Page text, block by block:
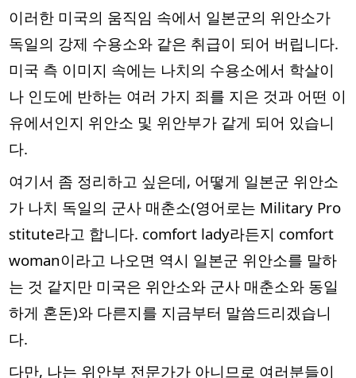
이러한 미국의 움직임 속에서 일본군의 위안소가
독일의 강제 수용소와 같은 취급이 되어 버립니다.
미국 측 이미지 속에는 나치의 수용소에서 학살이
나 인도에 반하는 여러 가지 죄를 지은 것과 어떤 이
유에서인지 위안소 및 위안부가 같게 되어 있습니
다.
여기서 좀 정리하고 싶은데, 어떻게 일본군 위안소
가 나치 독일의 군사 매춘소(영어로는 Military Pro
stitute라고 합니다. comfort lady라든지 comfort
woman이라고 나오면 역시 일본군 위안소를 말하
는 것 같지만 미국은 위안소와 군사 매춘소와 동일
하게 혼돈)와 다른지를 지금부터 말씀드리겠습니
다.
다만, 나는 위안부 전문가가 아니므로 여러분들이